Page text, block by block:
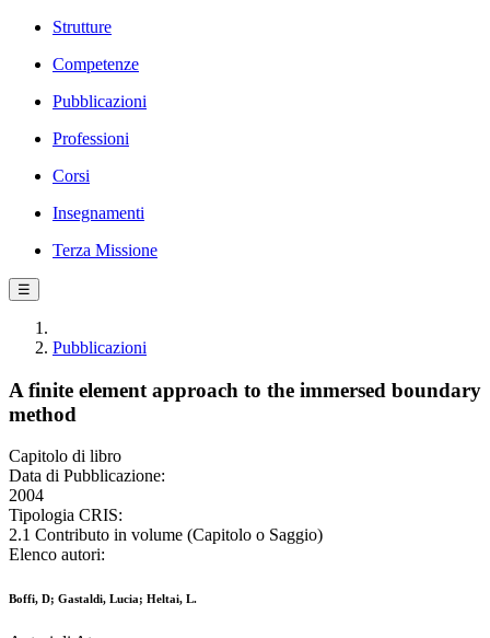
Strutture
Competenze
Pubblicazioni
Professioni
Corsi
Insegnamenti
Terza Missione
☰
Pubblicazioni
A finite element approach to the immersed boundary
method
Capitolo di libro
Data di Pubblicazione:
2004
Tipologia CRIS:
2.1 Contributo in volume (Capitolo o Saggio)
Elenco autori:
Boffi, D; Gastaldi, Lucia; Heltai, L.